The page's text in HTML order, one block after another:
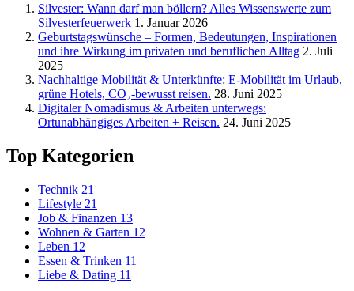
Silvester: Wann darf man böllern? Alles Wissenswerte zum
Silvesterfeuerwerk 1. Januar 2026
Geburtstagswünsche – Formen, Bedeutungen, Inspirationen
und ihre Wirkung im privaten und beruflichen Alltag 2. Juli
2025
Nachhaltige Mobilität & Unterkünfte: E-Mobilität im Urlaub,
grüne Hotels, CO₂-bewusst reisen. 28. Juni 2025
Digitaler Nomadismus & Arbeiten unterwegs:
Ortunabhängiges Arbeiten + Reisen. 24. Juni 2025
Top Kategorien
Technik 21
Lifestyle 21
Job & Finanzen 13
Wohnen & Garten 12
Leben 12
Essen & Trinken 11
Liebe & Dating 11